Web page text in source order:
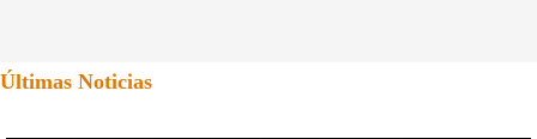
Últimas Noticias